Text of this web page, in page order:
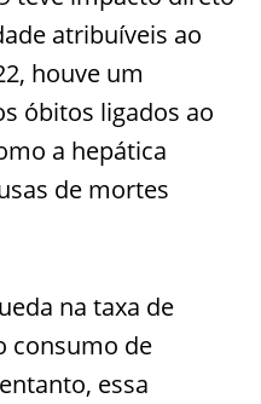
atribuíveis ao
houve um
óbitos ligados ao
a hepática
de mortes
na taxa de
consumo de
essa